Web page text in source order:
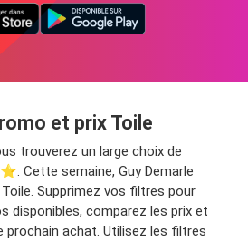
et prix Toile
trouverez un large choix de
⭐️. Cette semaine, Guy Demarle
Supprimez vos filtres pour
disponibles, comparez les prix et
achat. Utilisez les filtres